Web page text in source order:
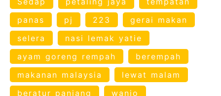
panas
pj 223
gerai makan
selera
nasi lemak yatie
ayam goreng rempah
berempah
makanan malaysia
lewat malam
beratur panjang
wanjo